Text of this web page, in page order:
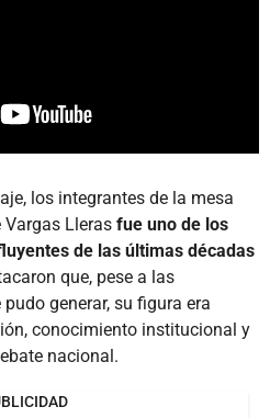
los integrantes de la mesa
Lleras fue uno de los
de las últimas décadas
que, pese a las
generar, su figura era
conocimiento institucional y
nacional.